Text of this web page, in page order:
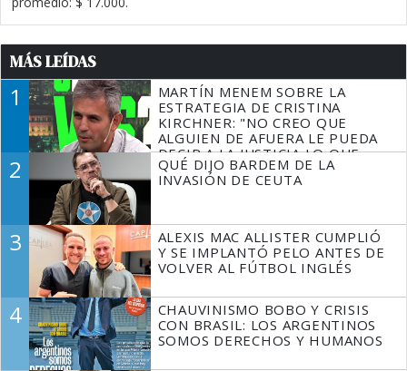
MÁS LEÍDAS
1
MARTÍN MENEM SOBRE LA
ESTRATEGIA DE CRISTINA
KIRCHNER: "NO CREO QUE
ALGUIEN DE AFUERA LE PUEDA
DECIR A LA JUSTICIA LO QUE
TIENE QUE HACER"
2
QUÉ DIJO BARDEM DE LA
INVASIÓN DE CEUTA
3
ALEXIS MAC ALLISTER CUMPLIÓ
Y SE IMPLANTÓ PELO ANTES DE
VOLVER AL FÚTBOL INGLÉS
4
CHAUVINISMO BOBO Y CRISIS
CON BRASIL: LOS ARGENTINOS
SOMOS DERECHOS Y HUMANOS